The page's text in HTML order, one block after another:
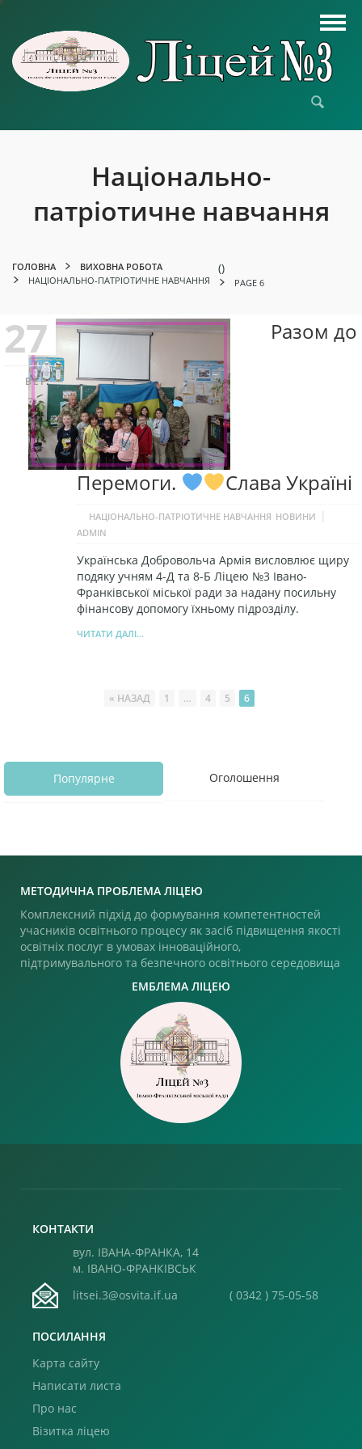
Національно-
патріотичне навчання
ГОЛОВНА
ВИХОВНА РОБОТА
НАЦІОНАЛЬНО-ПАТРІОТИЧНЕ НАВЧАННЯ
(
PAGE 6
)
27
ВЕР
Разом до
Перемоги. Слава Україні
НАЦІОНАЛЬНО-ПАТРІОТИЧНЕ НАВЧАННЯ НОВИНИ
ADMIN
Українська Добровольча Армія висловлює щиру
подяку учням 4-Д та 8-Б Ліцею №3 Івано-
Франківської міської ради за надану посильну
фінансову допомогу їхньому підрозділу.
ЧИТАТИ ДАЛІ...
« НАЗАД 1 … 4 5 6
Популярне Оголошення
МЕТОДИЧНА ПРОБЛЕМА ЛІЦЕЮ
Комплексний підхід до формування компетентностей
учасників освітнього процесу як засіб підвищення якості
освітніх послуг в умовах інноваційного,
підтримувального та безпечного освітнього середовища
ЕМБЛЕМА ЛІЦЕЮ
КОНТАКТИ
вул. ІВАНА-ФРАНКА, 14
м. ІВАНО-ФРАНКІВСЬК
litsei.3@osvita.if.ua
( 0342 ) 75-05-58
ПОСИЛАННЯ
Карта сайту
Написати листа
Про нас
Візитка ліцею